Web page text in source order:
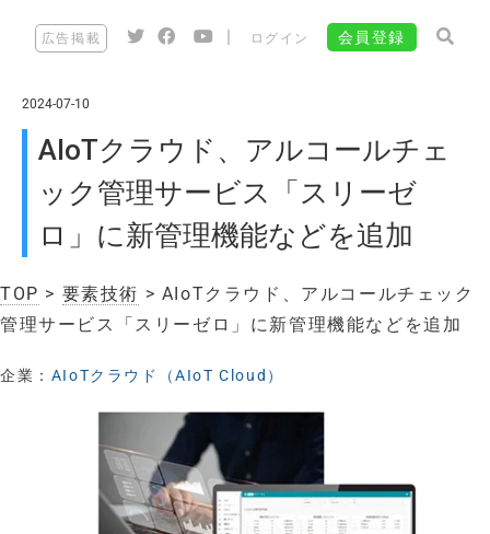
広告掲載 ログイン 会員登録
2024-07-10
AIoTクラウド、アルコールチェ
ック管理サービス「スリーゼ
ロ」に新管理機能などを追加
TOP > 要素技術 > AIoTクラウド、アルコールチェック
管理サービス「スリーゼロ」に新管理機能などを追加
企業： AIoTクラウド（AIoT Cloud）